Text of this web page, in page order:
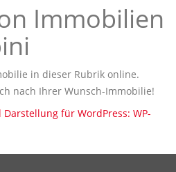
Immobilien
in dieser Rubrik online.
nach Ihrer Wunsch-Immobilie!
für WordPress: WP-